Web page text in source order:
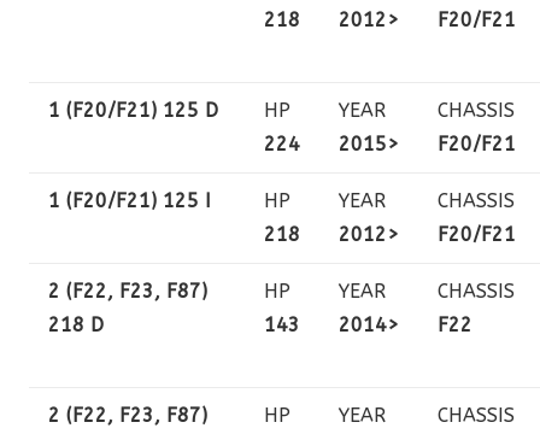
218
2012>
F20/F21
1 (F20/F21) 125 D
HP
224
YEAR
2015>
CHASSIS
F20/F21
1 (F20/F21) 125 I
HP
218
YEAR
2012>
CHASSIS
F20/F21
2 (F22, F23, F87)
218 D
HP
143
YEAR
2014>
CHASSIS
F22
2 (F22, F23, F87)
HP
YEAR
CHASSIS